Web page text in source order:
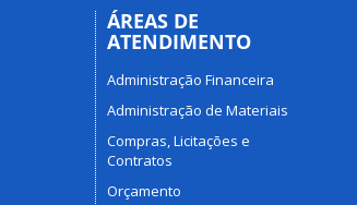
ÁREAS DE
ATENDIMENTO
Administração Financeira
Administração de Materiais
Compras, Licitações e
Contratos
Orçamento